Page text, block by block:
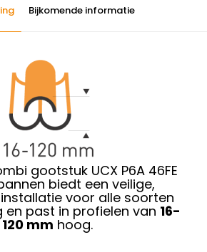
Bijkomende informatie
gootstuk UCX P6A 46FE
biedt een veilige,
voor alle soorten
en past in profielen van 16-
120 mm hoog.